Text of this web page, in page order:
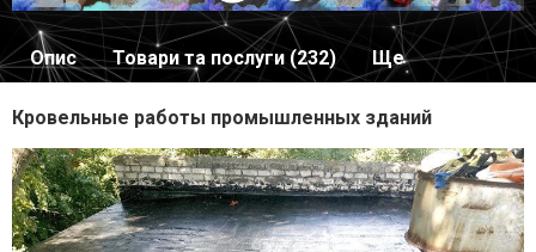
Опис Товари та послуги (232) Ще
Кровельные работы промышленных зданий